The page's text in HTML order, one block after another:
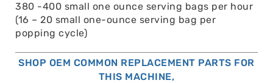
380 -400 small one ounce serving bags per hour
(16 – 20 small one-ounce serving bag per
popping cycle)
SHOP OEM COMMON REPLACEMENT PARTS FOR
THIS MACHINE,